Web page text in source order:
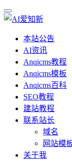
本站公告
AI资讯
Anqicms教程
Anqicms模板
Anqicms百科
SEO教程
建站教程
联系站长
域名
网站模
关于我